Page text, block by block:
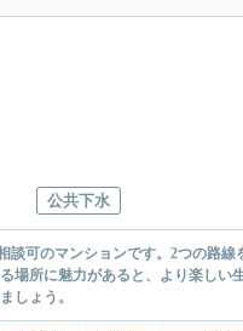
公共下水
可のマンションです。2つの路線
場所に魅力があると、より楽しい
しょう。